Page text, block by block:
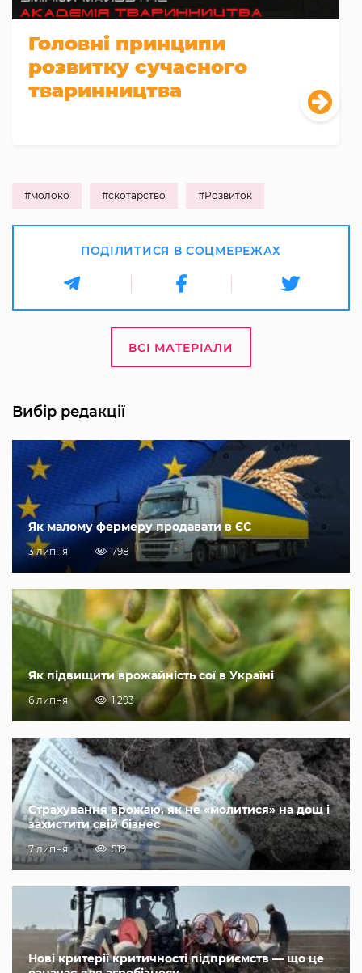
Головні принципи
розвитку сучасного
тваринництва
#молоко #скотарство #Розвиток
ПОДІЛИТИСЯ В СОЦМЕРЕЖАХ
ВСІ МАТЕРІАЛИ
Вибір редакції
Як малому фермеру продавати в ЄС
3 липня 798
Як підвищити врожайність сої в Україні
6 липня 1 293
Страхування врожаю, як не «молитися» на дощ і
захистити свій бізнес
7 липня 519
Нові критерії критичності підприємств — що це